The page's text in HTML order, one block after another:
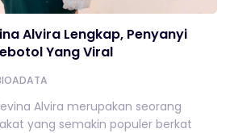
Alvira Lengkap, Penyanyi
Yang Viral
Alvira merupakan seorang
yang semakin populer berkat